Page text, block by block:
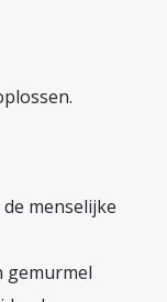
menselijke
gemurmel